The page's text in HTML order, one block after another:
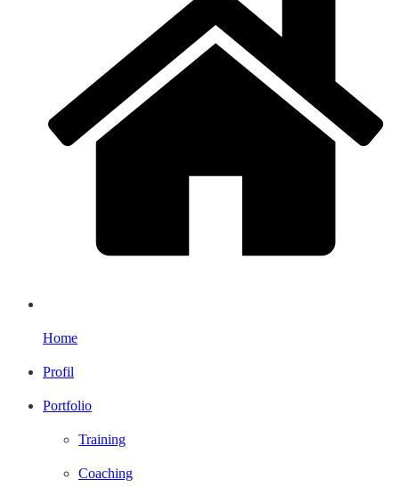
Home
Profil
Portfolio
Training
Coaching